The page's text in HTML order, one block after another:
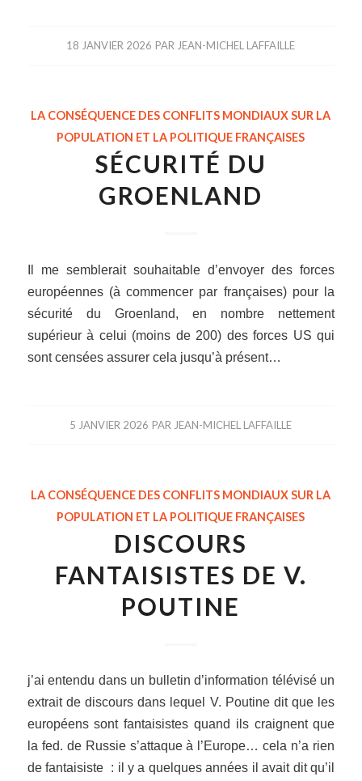
18 JANVIER 2026 PAR JEAN-MICHEL LAFFAILLE
LA CONSÉQUENCE DES CONFLITS MONDIAUX SUR LA
POPULATION ET LA POLITIQUE FRANÇAISES
SÉCURITÉ DU
GROENLAND
Il me semblerait souhaitable d’envoyer des forces
européennes (à commencer par françaises) pour la
sécurité du Groenland, en nombre nettement
supérieur à celui (moins de 200) des forces US qui
sont censées assurer cela jusqu’à présent…
5 JANVIER 2026 PAR JEAN-MICHEL LAFFAILLE
LA CONSÉQUENCE DES CONFLITS MONDIAUX SUR LA
POPULATION ET LA POLITIQUE FRANÇAISES
DISCOURS
FANTAISISTES DE V.
POUTINE
j’ai entendu dans un bulletin d’information télévisé un
extrait de discours dans lequel V. Poutine dit que les
européens sont fantaisistes quand ils craignent que
la fed. de Russie s’attaque à l’Europe… cela n’a rien
de fantaisiste : il y a quelques années il avait dit qu’il